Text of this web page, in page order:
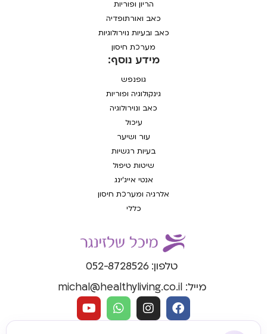
טלפון: 052-8728526
מייל: michal@healthyliving.co.il
הריון ופוריות
כאב ואורתופדיה
כאב ובעיות נוירולוגיות
מערכת חיסון
מידע נוסף:
גופנפש
גינקולוגיה ופוריות
כאב ונוירולוגיה
עיכול
עור ושיער
בעיות רגשיות
שיטות טיפול
אנטי אייג'ינג
אלרגיה ומערכת חיסון
כללי